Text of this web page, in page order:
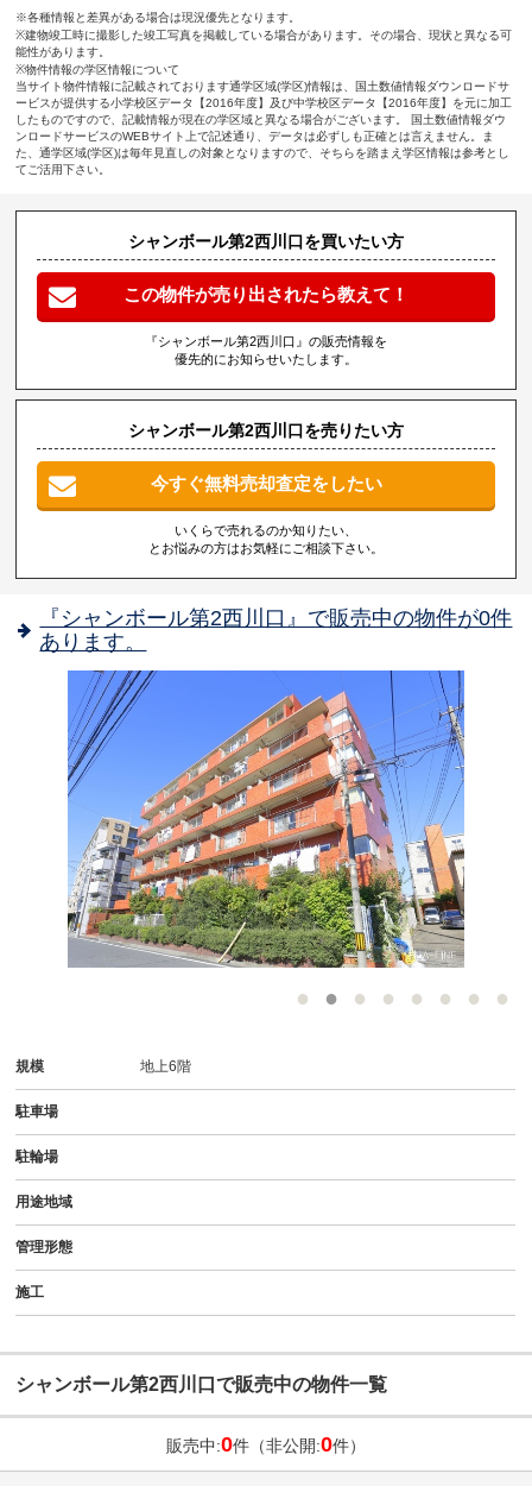
※各種情報と差異がある場合は現況優先となります。
※建物竣工時に撮影した竣工写真を掲載している場合があります。その場合、現状と異なる可
能性があります。
※物件情報の学区情報について
当サイト物件情報に記載されております通学区域(学区)情報は、国土数値情報ダウンロードサ
ービスが提供する小学校区データ【2016年度】及び中学校区データ【2016年度】を元に加工
したものですので、記載情報が現在の学区域と異なる場合がございます。 国土数値情報ダウ
ンロードサービスのWEBサイト上で記述通り、データは必ずしも正確とは言えません。ま
た、通学区域(学区)は毎年見直しの対象となりますので、そちらを踏まえ学区情報は参考とし
てご活用下さい。
シャンボール第2西川口を買いたい方
この物件が売り出されたら教えて！
『シャンボール第2西川口』の販売情報を
優先的にお知らせいたします。
シャンボール第2西川口を売りたい方
今すぐ無料売却査定をしたい
いくらで売れるのか知りたい、
とお悩みの方はお気軽にご相談下さい。
『シャンボール第2西川口』で販売中の物件が0件
あります。
規模 地上6階
駐車場
駐輪場
用途地域
管理形態
施工
シャンボール第2西川口で販売中の物件一覧
販売中:0件（非公開:0件）